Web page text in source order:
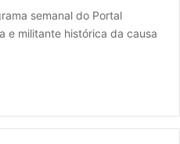
semanal do Portal
e militante histórica da causa